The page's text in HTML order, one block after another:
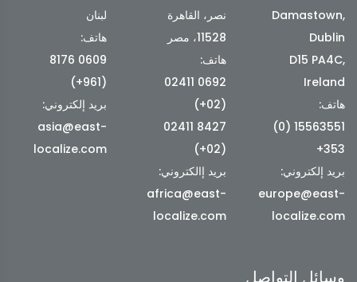
Damastown,
Dublin
D15 PA4C,
Ireland
هاتف:
15563551 (0)
353+
بريد إلكتروني:
europe@east-
localize.com
نصر، القاهرة
11528، مصر
هاتف:
0692 02411
(02+)
8427 02411
(02+)
بريد إالكتروني:
africa@east-
localize.com
لبنان
هاتف:
0609 8176
(961+)
بريد إلكتروني:
asia@east-
localize.com
وسائل التواصل